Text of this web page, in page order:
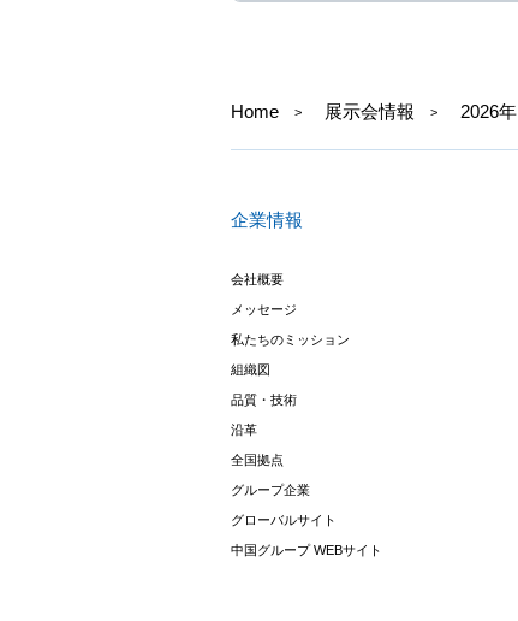
Home 展示会情報 2026年
企業情報
会社概要
メッセージ
私たちのミッション
組織図
品質・技術
沿革
全国拠点
グループ企業
グローバルサイト
中国グループ WEBサイト